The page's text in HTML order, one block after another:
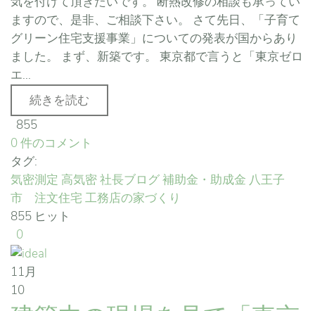
ますので、是非、ご相談下さい。 さて先日、「子育て
グリーン住宅支援事業」についての発表が国からあり
ました。 まず、新築です。 東京都で言うと「東京ゼロ
エ...
続きを読む
855
0 件のコメント
タグ:
気密測定 高気密社長ブログ補助金・助成金 八王子
市 注文住宅 工務店の家づくり
855 ヒット
0
11月
10